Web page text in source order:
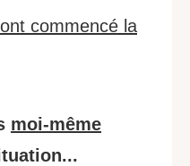
commencé la
moi-même